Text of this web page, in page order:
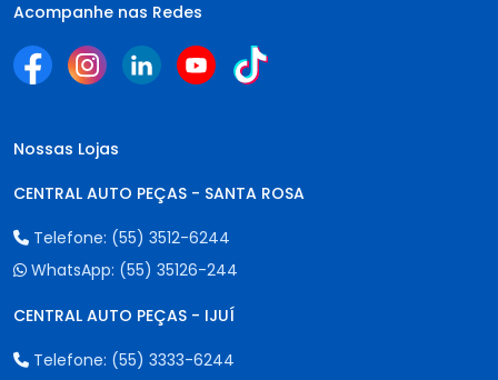
Acompanhe nas Redes
Nossas Lojas
CENTRAL AUTO PEÇAS - SANTA ROSA
Telefone: (55) 3512-6244
WhatsApp: (55) 35126-244
CENTRAL AUTO PEÇAS - IJUÍ
Telefone: (55) 3333-6244